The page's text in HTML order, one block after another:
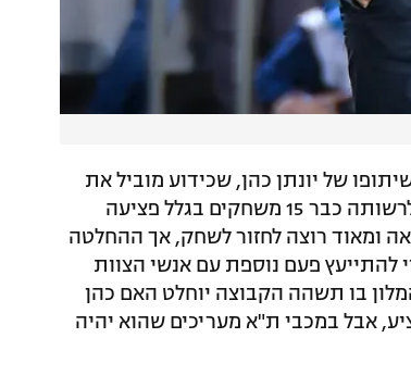
של יונתן כהן, שכידוע מוביל את
מבקיעי הקבוצה העונה עם תשעה שערי ליגה ולא עמד לרשותה כבר 15 משחקים בגלל פציעה
ומאוד רוצה לחזור לשחק, אך ההחלטה
להתייעץ פעם נוספת עם אנשי הצוות
בו תשהה הקבוצה יוחלט האם כהן
אבל במכבי ת"א מעריכים שהוא יהיה